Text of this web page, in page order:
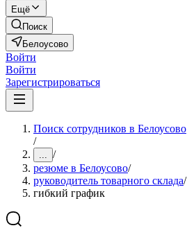
Ещё
Поиск
Белоусово
Войти
Войти
Зарегистрироваться
Поиск сотрудников в Белоусово
/
... /
резюме в Белоусово/
руководитель товарного склада/
гибкий график